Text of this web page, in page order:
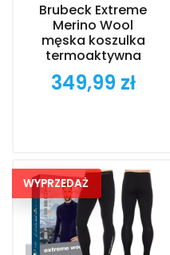
Brubeck Extreme
Merino Wool
męska koszulka
termoaktywna
Cena
349,99 zł
WYPRZEDAŻ